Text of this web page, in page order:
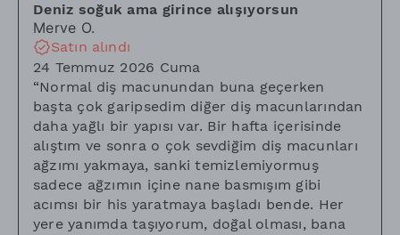
Deniz soğuk ama girince alışıyorsun
Merve O.
Satın alındı
24 Temmuz 2026 Cuma
“Normal diş macunundan buna geçerken
başta çok garipsedim diğer diş macunlarından
daha yağlı bir yapısı var. Bir hafta içerisinde
alıştım ve sonra o çok sevdiğim diş macunları
ağzımı yakmaya, sanki temizlemiyormuş
sadece ağzımın içine nane basmışım gibi
acımsı bir his yaratmaya başladı bende. Her
yere yanımda taşıyorum, doğal olması, bana